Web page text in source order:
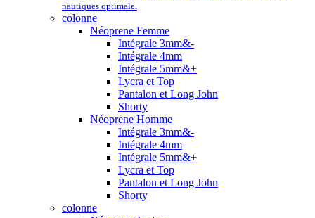
nautiques optimale.
colonne
Néoprene Femme
Intégrale 3mm&-
Intégrale 4mm
Intégrale 5mm&+
Lycra et Top
Pantalon et Long John
Shorty
Néoprene Homme
Intégrale 3mm&-
Intégrale 4mm
Intégrale 5mm&+
Lycra et Top
Pantalon et Long John
Shorty
colonne